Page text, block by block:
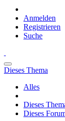
Anmelden
Registrieren
Suche
Dieses Thema
Alles
Dieses
Dieses